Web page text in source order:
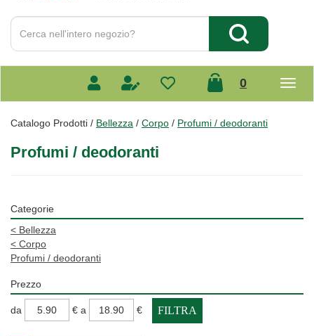
Cerca
Prodotto
Cerca Prodotto
0prodotti
Catalogo Prodotti / Bellezza / Corpo / Profumi / deodoranti
Profumi / deodoranti
Categorie
< Bellezza
< Corpo
Profumi / deodoranti
Prezzo
filtra
da €
filtra
a €